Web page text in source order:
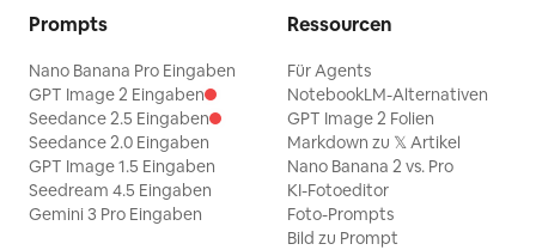
Prompts
Nano Banana Pro Eingaben
GPT Image 2 Eingaben
Seedance 2.5 Eingaben
Seedance 2.0 Eingaben
GPT Image 1.5 Eingaben
Seedream 4.5 Eingaben
Gemini 3 Pro Eingaben
Ressourcen
Für Agents
NotebookLM-Alternativen
GPT Image 2 Folien
Markdown zu 𝕏 Artikel
Nano Banana 2 vs. Pro
KI-Fotoeditor
Foto-Prompts
Bild zu Prompt